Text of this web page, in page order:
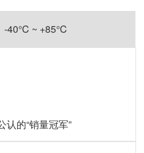
-40°C ~ +85°C
的“销量冠军”